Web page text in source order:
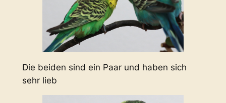
Die beiden sind ein Paar und haben sich
sehr lieb